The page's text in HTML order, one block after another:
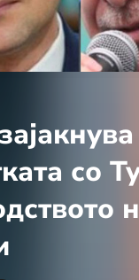
со